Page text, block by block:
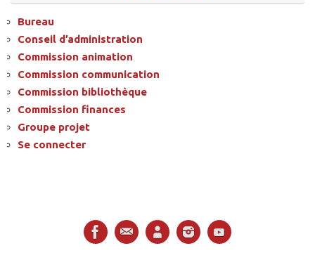
Bureau
Conseil d’administration
Commission animation
Commission communication
Commission bibliothèque
Commission finances
Groupe projet
Se connecter